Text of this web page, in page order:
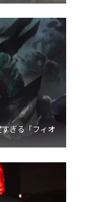
ぎる「フィオ